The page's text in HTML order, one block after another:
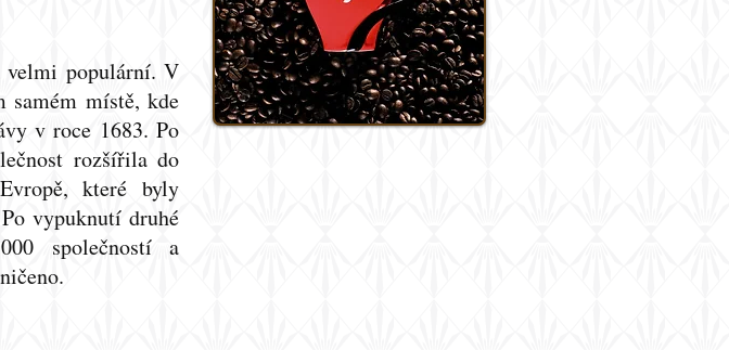
velmi populární. V
samém místě, kde
v roce 1683. Po
rozšířila do
které byly
vypuknutí druhé
společností a